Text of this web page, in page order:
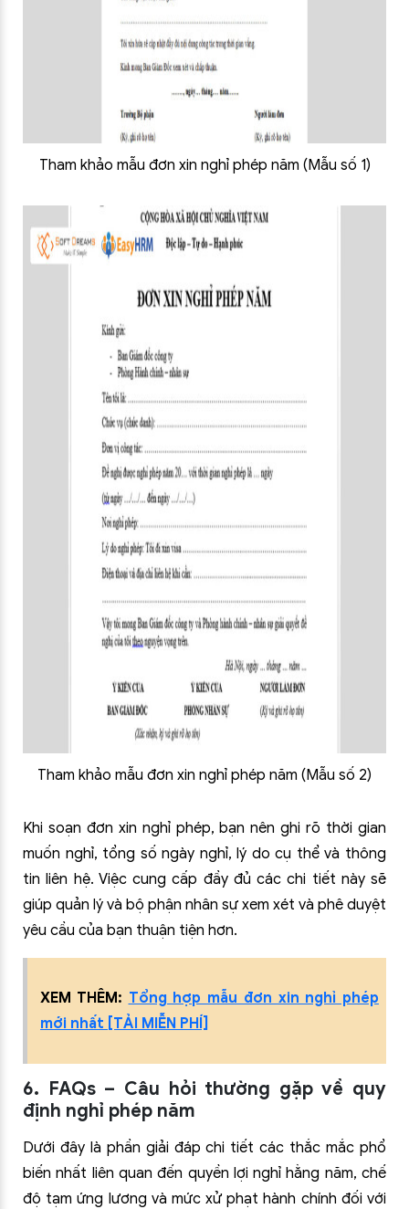
Tham khảo mẫu đơn xin nghỉ phép năm (Mẫu số 1)
Tham khảo mẫu đơn xin nghỉ phép năm (Mẫu số 2)
Khi soạn đơn xin nghỉ phép, bạn nên ghi rõ thời gian
muốn nghỉ, tổng số ngày nghỉ, lý do cụ thể và thông
tin liên hệ. Việc cung cấp đầy đủ các chi tiết này sẽ
giúp quản lý và bộ phận nhân sự xem xét và phê duyệt
yêu cầu của bạn thuận tiện hơn.
XEM THÊM: Tổng hợp mẫu đơn xin nghỉ phép
mới nhất [TẢI MIỄN PHÍ]
6. FAQs – Câu hỏi thường gặp về quy
định nghỉ phép năm
Dưới đây là phần giải đáp chi tiết các thắc mắc phổ
biến nhất liên quan đến quyền lợi nghỉ hằng năm, chế
độ tạm ứng lương và mức xử phạt hành chính đối với